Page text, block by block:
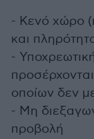
- Κενό χώρο
και
-
οποίων δεν
- Μη
προβολή